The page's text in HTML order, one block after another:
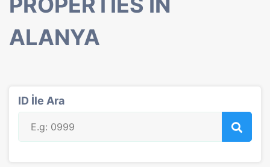
ALANYA
ID İle Ara